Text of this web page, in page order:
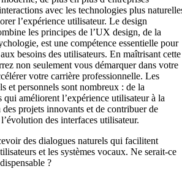
avec les technologies plus
l’expérience utilisateur. Le design
les principes de l’UX design, de la
est une compétence essentielle pour
besoins des utilisateurs. En maîtrisant cette
non seulement vous démarquer dans votre
votre carrière professionnelle. Les
et personnels sont nombreux : de la
qui améliorent l’expérience utilisateur à la
projets innovants et de contribuer de
des interfaces utilisateur.
des dialogues naturels qui facilitent
et les systèmes vocaux. Ne serait-ce
?